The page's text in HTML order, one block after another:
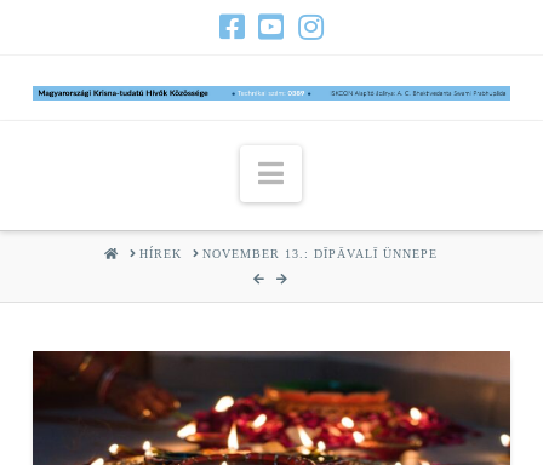
Navigation
HOMEHÍREK NOVEMBER 13.: DĪPĀVALĪ ÜNNEPE